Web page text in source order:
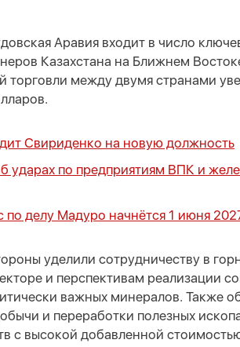
Аравия входит в число
Казахстана на Ближнем
торговли между двумя странами
Свириденко на новую должность
ударах по предприятиям ВПК и
делу Мадуро начнётся 1 июня
уделили сотрудничеству в
и перспективам реализации
важных минералов. Также
и переработки полезных
с высокой добавленной